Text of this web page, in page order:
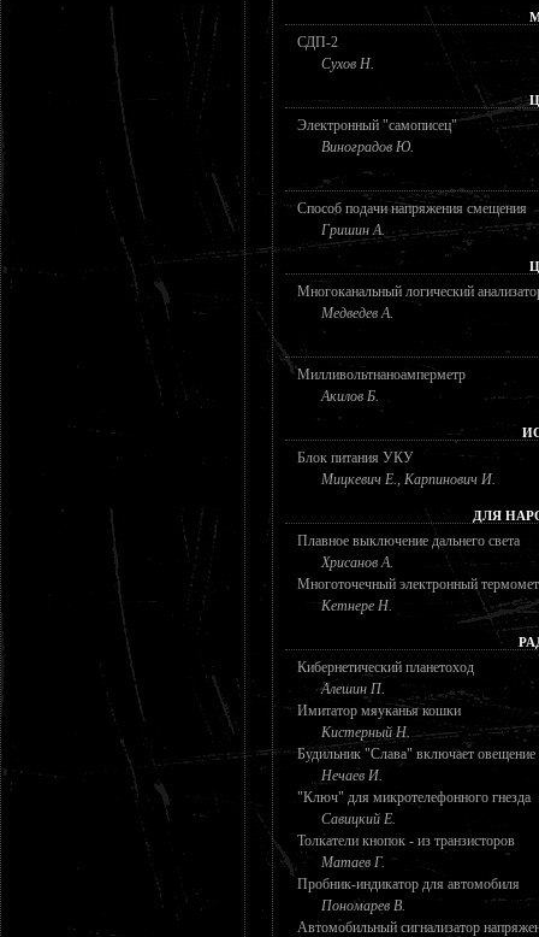
СДП-2
Сухов Н.
Электронный "самописец"
Виноградов Ю.
Способ подачи напряжения смещения
Гришин А.
Многоканальный логический
Медведев А.
Милливольтнаноамперметр
Акилов Б.
Блок питания УКУ
Мицкевич Е., Карпинович И.
ДЛЯ
Плавное выключение дальнего света
Хрисанов А.
Многоточечный электронный
Кетнере Н.
Кибернетический планетоход
Алешин П.
Имитатор мяуканья кошки
Кистерный Н.
Будильник "Слава" включает овещение
Нечаев И.
"Ключ" для микротелефонного гнезда
Савицкий Е.
Толкатели кнопок - из транзисторов
Матаев Г.
Пробник-индикатор для автомобиля
Пономарев В.
Автомобильный сигнализатор